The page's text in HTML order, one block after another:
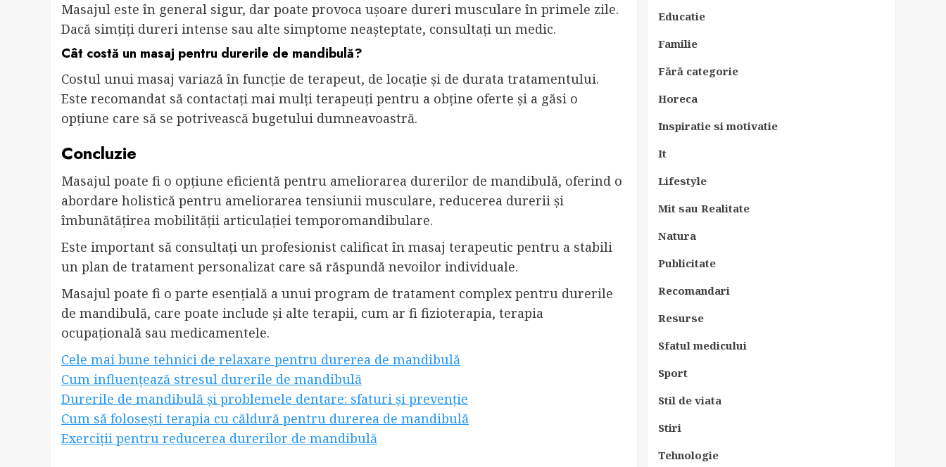
Masajul este în general sigur, dar poate provoca ușoare dureri musculare în primele zile.
Dacă simțiți dureri intense sau alte simptome neașteptate, consultați un medic.
Cât costă un masaj pentru durerile de mandibulă?
Costul unui masaj variază în funcție de terapeut, de locație și de durata tratamentului.
Este recomandat să contactați mai mulți terapeuți pentru a obține oferte și a găsi o
opțiune care să se potrivească bugetului dumneavoastră.
Concluzie
Masajul poate fi o opțiune eficientă pentru ameliorarea durerilor de mandibulă, oferind o
abordare holistică pentru ameliorarea tensiunii musculare, reducerea durerii și
îmbunătățirea mobilității articulației temporomandibulare.
Este important să consultați un profesionist calificat în masaj terapeutic pentru a stabili
un plan de tratament personalizat care să răspundă nevoilor individuale.
Masajul poate fi o parte esențială a unui program de tratament complex pentru durerile
de mandibulă, care poate include și alte terapii, cum ar fi fizioterapia, terapia
ocupațională sau medicamentele.
Cele mai bune tehnici de relaxare pentru durerea de mandibulă
Cum influențează stresul durerile de mandibulă
Durerile de mandibulă și problemele dentare: sfaturi și prevenție
Cum să folosești terapia cu căldură pentru durerea de mandibulă
Exerciții pentru reducerea durerilor de mandibulă
Educatie
Familie
Fără categorie
Horeca
Inspiratie si motivatie
It
Lifestyle
Mit sau Realitate
Natura
Publicitate
Recomandari
Resurse
Sfatul medicului
Sport
Stil de viata
Stiri
Tehnologie